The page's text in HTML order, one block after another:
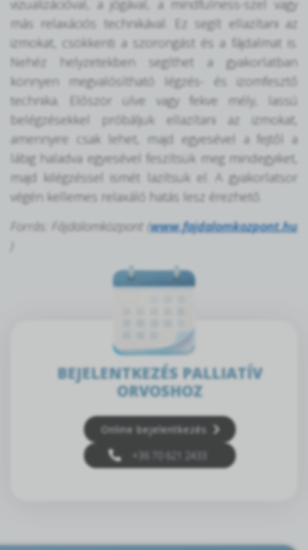
vizualizációval, a jógával, a mindfulness-szel vagy
más relaxációs technikával. Ez segít ellazítani az
izmokat, csökkenti a szorongást és a fájdalmat is.
Nehéz helyzetekben segíthet a gyakorlatban
könnyen megvalósítható légzés- és izomfesztő
technika. Először ülve vagy fekve mély, lassú
belégzésekkel próbáljuk ellazítani az izmokat,
amennyire csak lehet, majd egyesével a fejtől a
lábig haladva egyesével feszítsük meg mindegyiket,
majd kilégzéssel ismét lazítsuk el. A gyakorlatsor
végén kellemes relaxáló hatás lesz érezhető.
Forrás: Fájdalomközpont (www.fajdalomkozpont.hu
BEJELENTKEZÉS PALLIATÍV
ORVOSHOZ
Online bejelentkezés
+36 70 621 2433